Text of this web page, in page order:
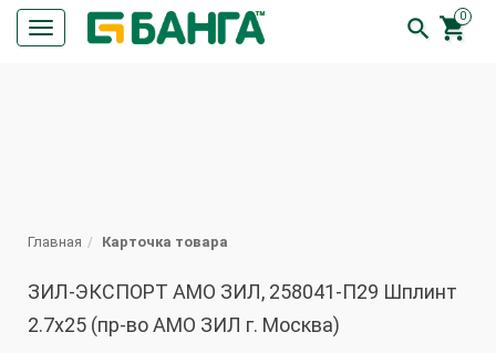
Кнопка
меню
0


Главная Карточка товара
ЗИЛ-ЭКСПОРТ АМО ЗИЛ, 258041-П29 Шплинт
2.7x25 (пр-во АМО ЗИЛ г. Москва)